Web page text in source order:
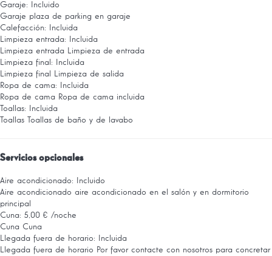
Garaje: Incluido
Garaje plaza de parking en garaje
Calefacción: Incluida
Limpieza entrada: Incluida
Limpieza entrada Limpieza de entrada
Limpieza final: Incluida
Limpieza final
Limpieza de salida
Ropa de cama: Incluida
Ropa de cama Ropa de cama incluida
Toallas: Incluida
Toallas
Toallas de baño y de lavabo
Servicios opcionales
Aire acondicionado: Incluido
Aire acondicionado aire acondicionado en el salón y en dormitorio
principal
Cuna: 5,00 € /noche
Cuna Cuna
Llegada fuera de horario: Incluida
Llegada fuera de horario Por favor contacte con nosotros para concretar